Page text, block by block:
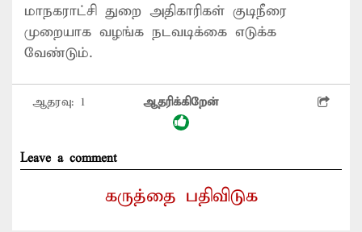
மாநகராட்சி துறை அதிகாரிகள் குடிநீரை
முறையாக வழங்க நடவடிக்கை எடுக்க
வேண்டும்.
ஆதரவு: 1 ஆதரிக்கிறேன்
Leave a comment
கருத்தை பதிவிடுக